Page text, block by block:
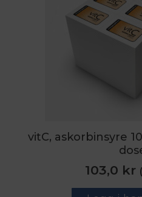
vitC, askorbinsyre
103,0 kr